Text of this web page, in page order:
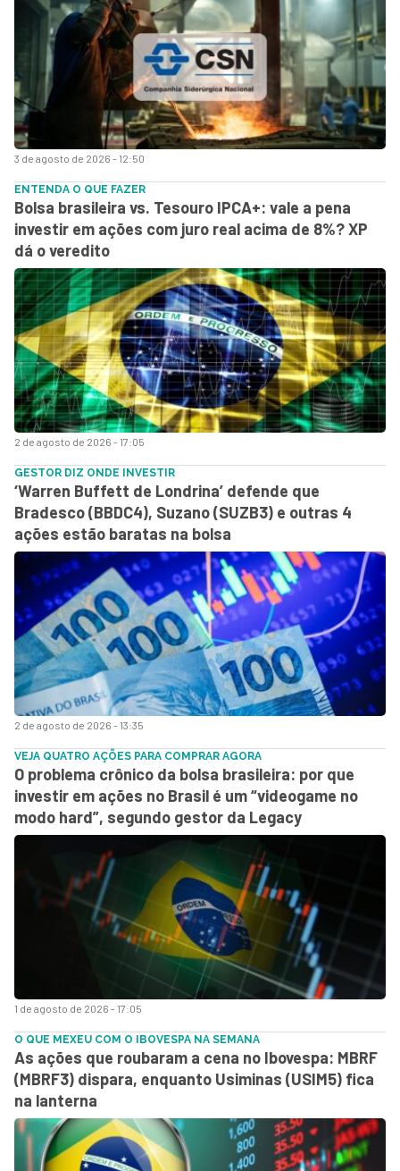
3 de agosto de 2026 - 12:50
2 de agosto de 2026 - 17:05
ENTENDA O QUE FAZER
Bolsa brasileira vs. Tesouro IPCA+: vale a pena
investir em ações com juro real acima de 8%? XP
dá o veredito
2 de agosto de 2026 - 13:35
GESTOR DIZ ONDE INVESTIR
‘Warren Buffett de Londrina’ defende que
Bradesco (BBDC4), Suzano (SUZB3) e outras 4
ações estão baratas na bolsa
1 de agosto de 2026 - 17:05
VEJA QUATRO AÇÕES PARA COMPRAR AGORA
O problema crônico da bolsa brasileira: por que
investir em ações no Brasil é um “videogame no
modo hard”, segundo gestor da Legacy
O QUE MEXEU COM O IBOVESPA NA SEMANA
As ações que roubaram a cena no Ibovespa: MBRF
(MBRF3) dispara, enquanto Usiminas (USIM5) fica
na lanterna